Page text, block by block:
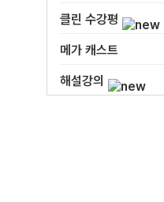
클린 수강평
메가 캐스트
해설강의